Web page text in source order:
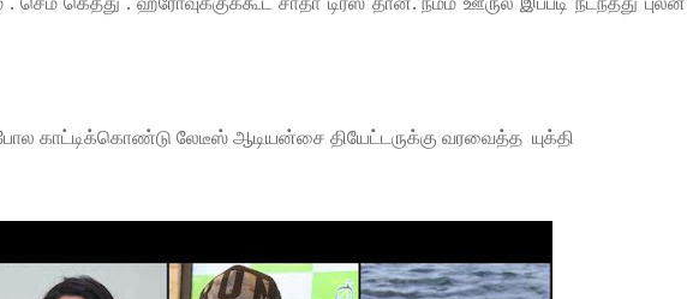
காட்டிக்கொண்டு லேடீஸ் ஆடியன்சை தியேட்டருக்கு வரவைத்த யுக்தி